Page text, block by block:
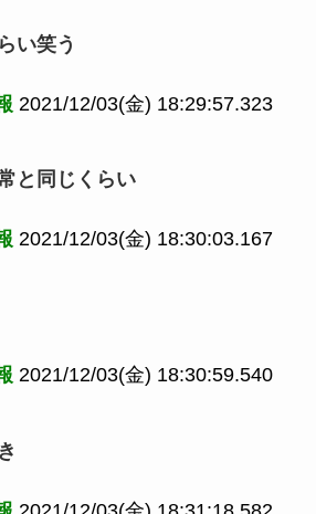
い笑う
2021/12/03(金) 18:29:57.323
と同じくらい
2021/12/03(金) 18:30:03.167
2021/12/03(金) 18:30:59.540